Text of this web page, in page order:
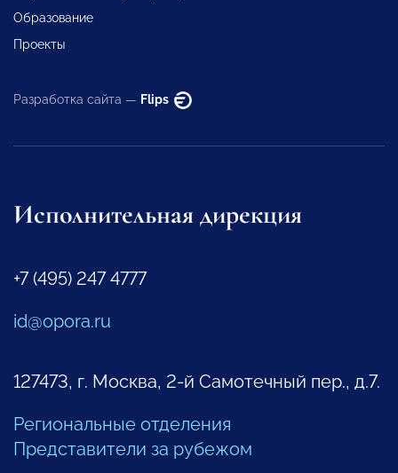
Образование
Проекты
Разработка сайта — Flips
Исполнительная дирекция
+7 (495) 247 4777
id@opora.ru
127473, г. Москва, 2-й Самотечный пер., д.7.
Региональные отделения
Представители за рубежом